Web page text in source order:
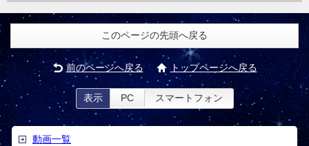
このページの先頭へ戻る
前のページへ戻る トップページへ戻る
表示 PC スマートフォン
動画一覧